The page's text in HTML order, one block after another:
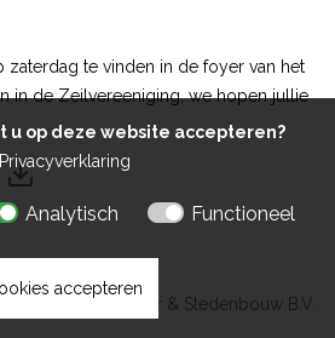
u op deze website accepteren?
Privacyverklaring
Analytisch Functioneel
accepteren
zaterdag te vinden in de foyer van het
in de Zeilvereeniging, we hopen jullie
Kokon Architectuur & Stedenbouw B.V.